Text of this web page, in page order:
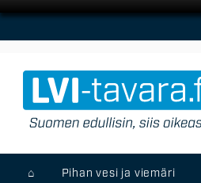
⌂ Pihan vesi ja viemäri